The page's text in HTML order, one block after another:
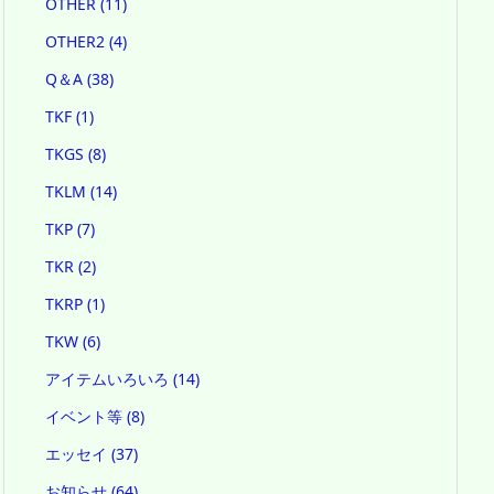
OTHER2 (4)
Q＆A (38)
TKF (1)
TKGS (8)
TKLM (14)
TKP (7)
TKR (2)
TKRP (1)
TKW (6)
アイテムいろいろ (14)
イベント等 (8)
エッセイ (37)